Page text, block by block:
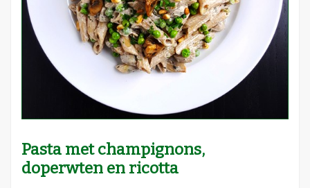
Pasta met champignons,
doperwten en ricotta